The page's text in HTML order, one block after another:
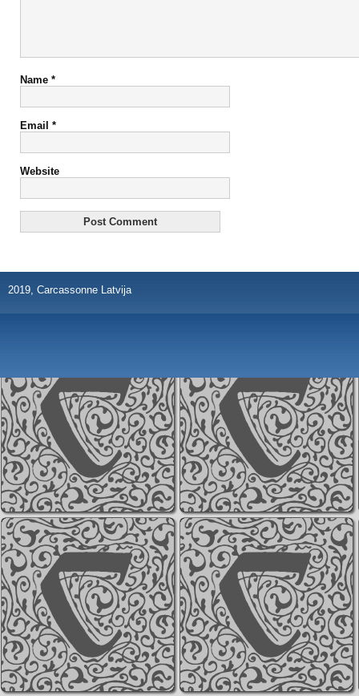
Name *
Email *
Website
2019, Carcassonne Latvija